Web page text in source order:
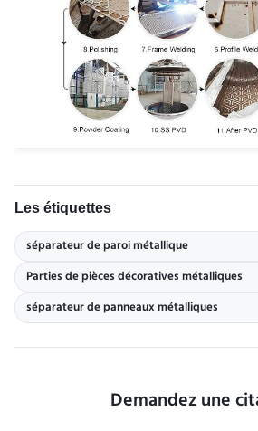
Les étiquettes
séparateur de paroi métallique
Parties de pièces décoratives métalliques
séparateur de panneaux métalliques
Demandez une